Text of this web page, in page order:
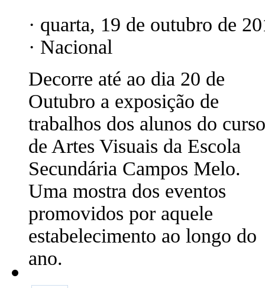
· quarta, 19 de outubro de
· Nacional
Decorre até ao dia 20 de
Outubro a exposição de
trabalhos dos alunos do curso
de Artes Visuais da Escola
Secundária Campos Melo.
Uma mostra dos eventos
promovidos por aquele
estabelecimento ao longo do
ano.